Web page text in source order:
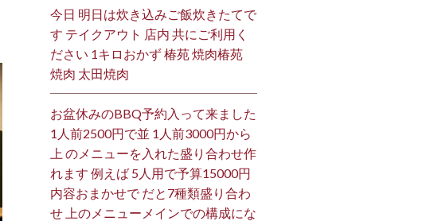
今日 明日は炊き込みご飯炊きたてで
す テイクアウト 店内 共にご利用く
ださい 1キロおかず 椿苑 焼肉椿苑
焼肉 太田焼肉
お盆休みのBBQ予約入って来ました
1人前2500円で並 1人前3000円から
上 のメニューを入れた盛り合わせ作
れます 例えば 5人用で予算15000円
内容おまかせで だと7種類盛り合わ
せ 上のメニューメインでの構成にな